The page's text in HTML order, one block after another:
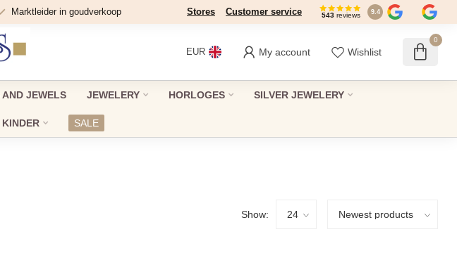
Marktleider in goudverkoop Dé winkel in Den Haag sinds 1946
Stores Customer service 543 reviews 9.4
EUR My account Wishlist
0
JEWELS JEWELERY HORLOGES SILVER JEWELERY
KINDER SALE
Show: